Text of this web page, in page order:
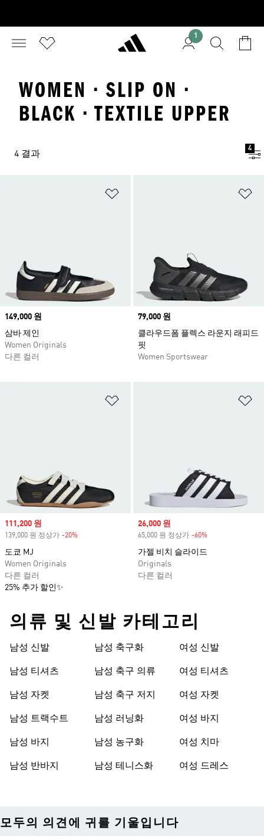
1
WOMEN · SLIP ON ·
BLACK · TEXTILE UPPER
4 결과
4
Price
149,000 원
삼바 제인
Women Originals
다른 컬러
Price
79,000 원
클라우드폼 플렉스 라운지 래피드
핏
Women Sportswear
Sale price
111,200 원
139,000 원 정상가 -20%
도쿄 MJ
Women Originals
다른 컬러
25% 추가 할인✨
Sale price
26,000 원
65,000 원 정상가 -60%
가젤 비치 슬라이드
Originals
다른 컬러
의류 및 신발 카테고리
남성 신발
남성 티셔츠
남성 자켓
남성 트랙수트
남성 바지
남성 반바지
남성 축구화
남성 축구 의류
남성 축구 저지
남성 러닝화
남성 농구화
남성 테니스화
여성 신발
여성 티셔츠
여성 자켓
여성 바지
여성 치마
여성 드레스
모두의 의견에 귀를 기울입니다